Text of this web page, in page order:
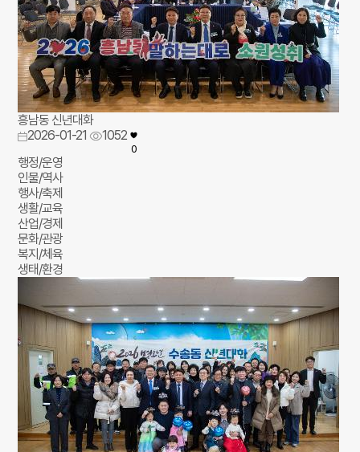
흥남동 신년대화
2026-01-21
1052
0
행정/운영
인물/역사
행사/축제
생활/교육
산업/경제
문화/관광
복지/체육
생태/환경